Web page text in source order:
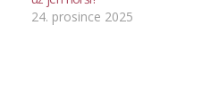
24. prosince 2025